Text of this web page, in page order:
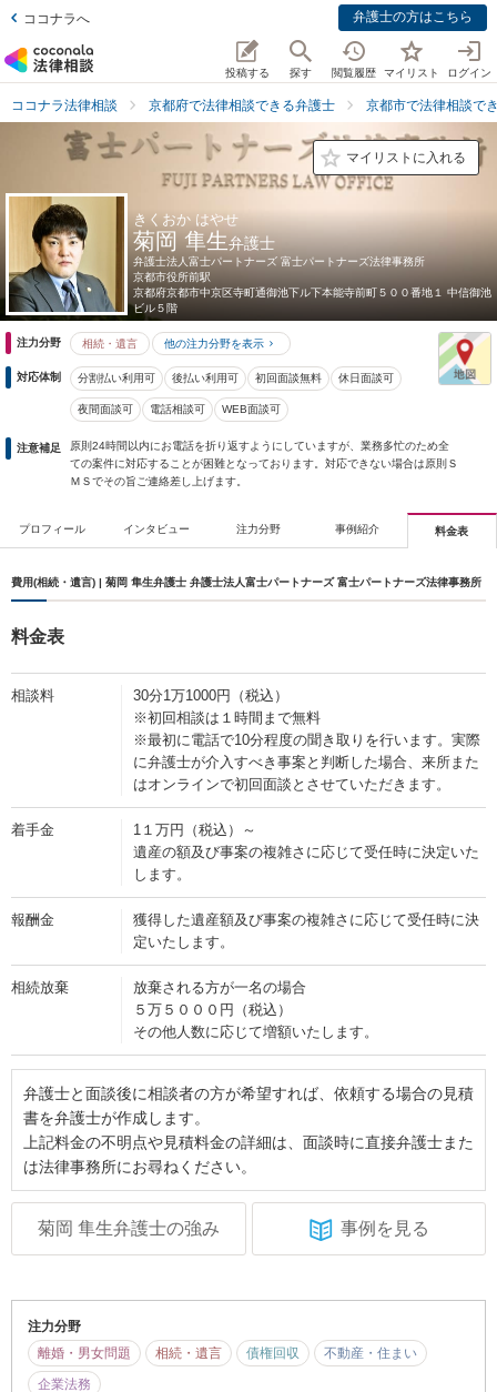
ココナラへ 弁護士の方はこちら
投稿する 探す 閲覧履歴 マイリスト ログイン
ココナラ法律相談 京都府で法律相談できる弁護士 京都市で法律相談で
マイリストに入れる
きくおか はやせ
菊岡 隼生弁護士
弁護士法人富士パートナーズ 富士パートナーズ法律事務所
京都市役所前駅
京都府京都市中京区寺町通御池下ル下本能寺前町５００番地１ 中信御池
ビル５階
注力分野 相続・遺言 他の注力分野を表示
対応体制 分割払い利用可 後払い利用可 初回面談無料 休日面談可
夜間面談可 電話相談可 WEB面談可
注意補足
原則24時間以内にお電話を折り返すようにしていますが、業務多忙のため全
ての案件に対応することが困難となっております。対応できない場合は原則Ｓ
ＭＳでその旨ご連絡差し上げます。
プロフィール インタビュー 注力分野 事例紹介 料金表
費用(相続・遺言) | 菊岡 隼生弁護士 弁護士法人富士パートナーズ 富士パートナーズ法律事務所
料金表
相談料
30分1万1000円（税込）
※初回相談は１時間まで無料
※最初に電話で10分程度の聞き取りを行います。実際
に弁護士が介入すべき事案と判断した場合、来所また
はオンラインで初回面談とさせていただきます。
着手金
1１万円（税込）～
遺産の額及び事案の複雑さに応じて受任時に決定いた
します。
報酬金
獲得した遺産額及び事案の複雑さに応じて受任時に決
定いたします。
相続放棄
放棄される方が一名の場合
５万５０００円（税込）
その他人数に応じて増額いたします。
弁護士と面談後に相談者の方が希望すれば、依頼する場合の見積
書を弁護士が作成します。
上記料金の不明点や見積料金の詳細は、面談時に直接弁護士また
は法律事務所にお尋ねください。
菊岡 隼生弁護士の強み 事例を見る
注力分野
離婚・男女問題
相続・遺言 債権回収
不動産・住まい
企業法務